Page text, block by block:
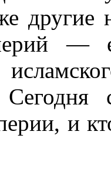
другие
—
Сегодня
и